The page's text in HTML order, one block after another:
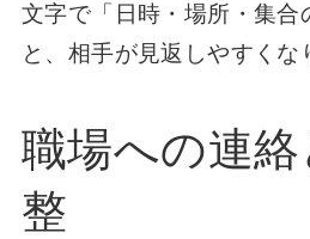
文字で「日時・場所・集合
と、相手が見返しやすくな
職場への連絡
整